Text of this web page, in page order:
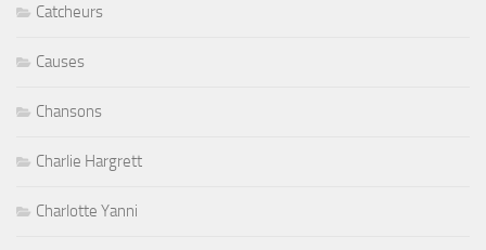
Catcheurs
Causes
Chansons
Charlie Hargrett
Charlotte Yanni